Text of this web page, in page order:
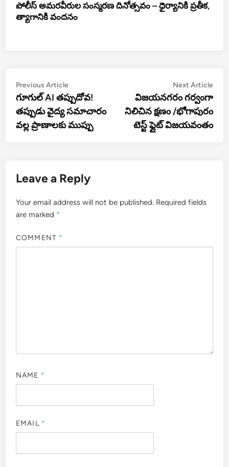
పోలీస్ అమరవీరుల సంస్మరణ దినోత్సవం – ధైర్యానికి ప్రతీక,
త్యాగానికి వందనం
Post
navigation
Previous ArticlePrevious
article:
గూగుల్‌ AI తప్పుదోవ!
తప్పుడు వైద్య సమాచారం
వల్ల ప్రాణాలకు ముప్పు
Next Article
విజయనగరం గర్వంగా
నిలిచిన క్షణం /భోగాపురం
టెస్ట్ ఫ్లైట్ విజయవంతం
Leave a Reply
Your email address will not be published. Required fields
are marked *
COMMENT *
NAME *
EMAIL *